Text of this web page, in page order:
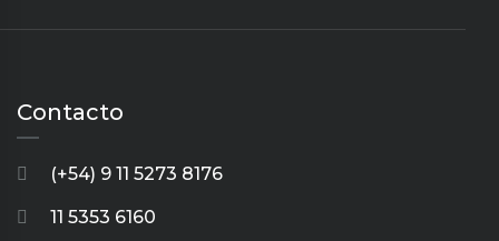
Contacto
(+54) 9 11 5273 8176
11 5353 6160